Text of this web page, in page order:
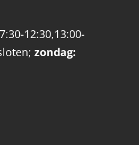
12:30,13:00-
; zondag: